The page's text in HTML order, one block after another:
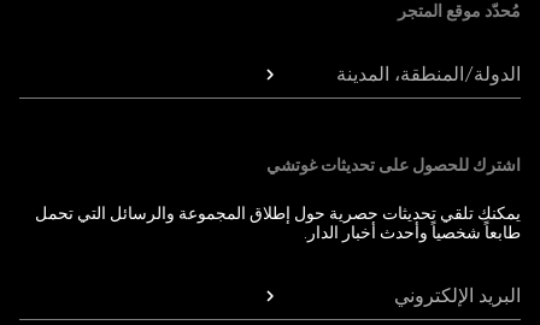
مُحدّد موقع المتجر
الدولة/المنطقة، المدينة
اشترك للحصول على تحديثات غوتشي
يمكنك تلقي تحديثات حصرية حول إطلاق المجموعة والرسائل التي تحمل
طابعاً شخصياً وأحدث أخبار الدار.
البريد الإلكتروني